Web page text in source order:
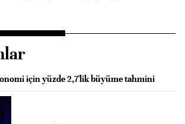
için yüzde 2,7'lik büyüme tahmini